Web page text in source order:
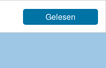
Gelesen